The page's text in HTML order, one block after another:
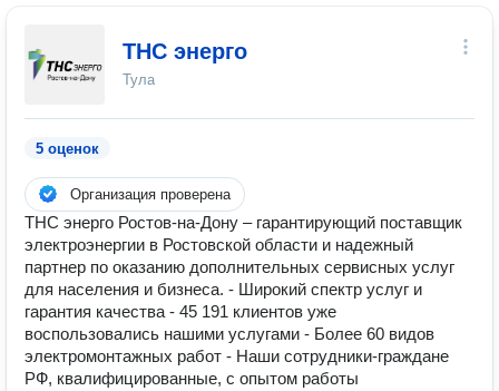
ТНС энерго
Тула
5 оценок
Организация проверена
ТНС энерго Ростов-на-Дону – гарантирующий поставщик
электроэнергии в Ростовской области и надежный
партнер по оказанию дополнительных сервисных услуг
для населения и бизнеса. - Широкий спектр услуг и
гарантия качества - 45 191 клиентов уже
воспользовались нашими услугами - Более 60 видов
электромонтажных работ - Наши сотрудники-граждане
РФ, квалифицированные, с опытом работы